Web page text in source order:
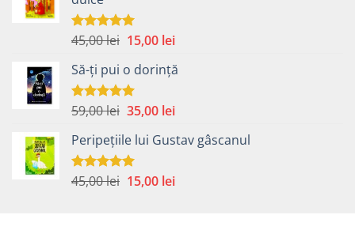
Evaluat la
45,00lei Prețul
a
fost:
45,00 lei.
15,00 leiPrețul
este:
Să-ți pui o dorință
Evaluat la
59,00lei Prețul
a
fost:
59,00 lei.
35,00 leiPrețul
este:
Peripețiile lui Gustav gâscanul
Evaluat la
45,00lei Prețul
15,00 leiPrețul